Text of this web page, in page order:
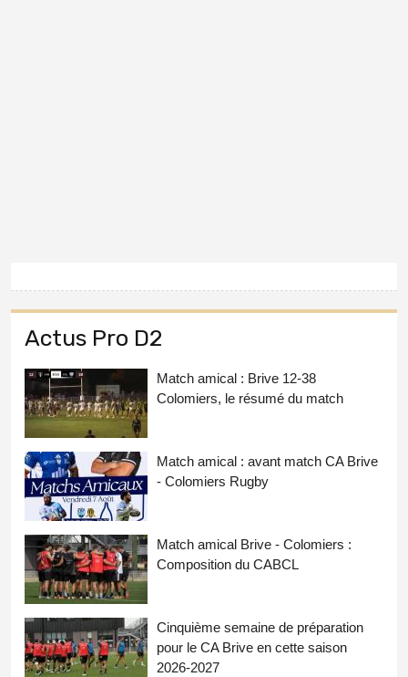
Actus Pro D2
Match amical : Brive 12-38
Colomiers, le résumé du match
Match amical : avant match CA Brive
- Colomiers Rugby
Match amical Brive - Colomiers :
Composition du CABCL
Cinquième semaine de préparation
pour le CA Brive en cette saison
2026-2027